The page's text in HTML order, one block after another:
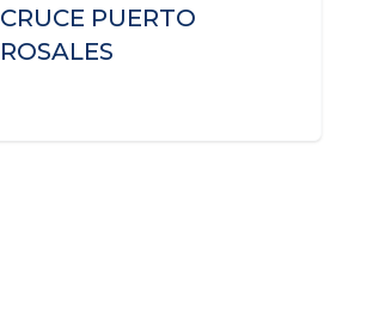
CRUCE PUERTO
ROSALES